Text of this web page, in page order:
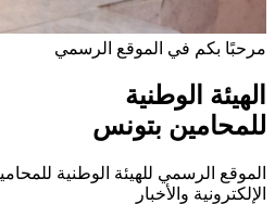
مرحبًا بكم في الموقع الرسمي
الهيئة الوطنية
للمحامين بتونس
الموقع الرسمي للهيئة الوطنية
الإلكترونية والأخبار